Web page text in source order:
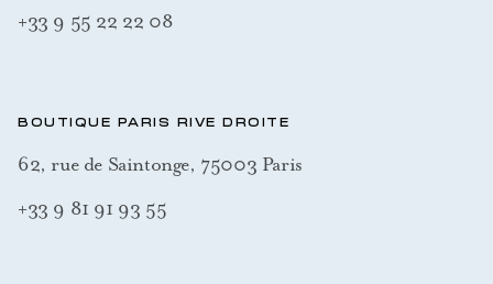
+33 9 55 22 22 08
BOUTIQUE PARIS RIVE DROITE
62, rue de Saintonge, 75003 Paris
+33 9 81 91 93 55